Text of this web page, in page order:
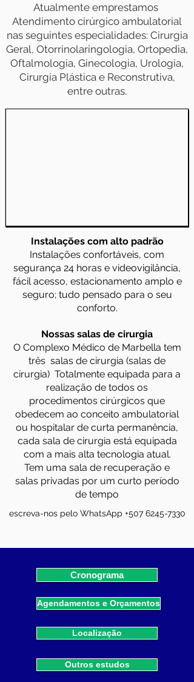
Atualmente emprestamos
Atendimento cirúrgico ambulatorial
nas seguintes especialidades: Cirurgia
Geral, Otorrinolaringologia, Ortopedia,
Oftalmologia, Ginecologia, Urologia,
Cirurgia Plástica e Reconstrutiva,
entre outras.
Instalações com alto padrão
Instalações confortáveis, com
segurança 24 horas e videovigilância,
fácil acesso, estacionamento amplo e
seguro; tudo pensado para o seu
conforto.
Nossas salas de cirurgia
O Complexo Médico de Marbella tem
três salas de cirurgia (salas de
cirurgia) Totalmente equipada para a
realização de todos os
procedimentos cirúrgicos que
obedecem ao conceito ambulatorial
ou hospitalar de curta permanência,
cada sala de cirurgia está equipada
com a mais alta tecnologia atual.
Tem uma sala de recuperação e
salas privadas por um curto período
de tempo
escreva-nos pelo WhatsApp +507 6245-7330
Cronograma
Agendamentos e Orçamentos
Localização
Outros estudos